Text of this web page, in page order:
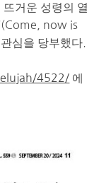
거운 성령의 열
now is
심을 당부했다.
4522/ 에